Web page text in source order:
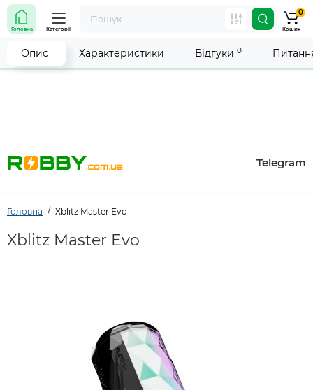
Увага! Роботу магазину тимчасово припинено. Ми
робимо все можливе, щоб відновити прийом
замовлень якнайшвидше.
Telegram
Головна Категорії
0
Кошик
Головна Xblitz Master Evo
Xblitz Master Evo
Опис Характеристики Відгуки 0